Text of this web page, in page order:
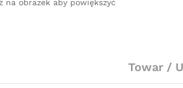
na obrazek aby powiększyć
Towar /